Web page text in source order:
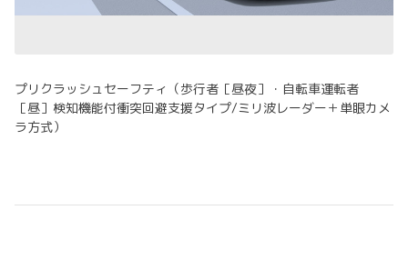
プリクラッシュセーフティ（歩行者［昼夜］・自転車運転者
［昼］検知機能付衝突回避支援タイプ/ミリ波レーダー＋単眼カメ
ラ方式）